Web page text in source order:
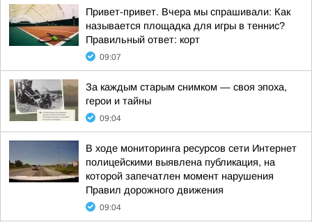
Привет-привет. Вчера мы спрашивали: Как
называется площадка для игры в теннис?
Правильный ответ: корт
09:07
За каждым старым снимком — своя эпоха,
герои и тайны
09:04
В ходе мониторинга ресурсов сети Интернет
полицейскими выявлена публикация, на
которой запечатлен момент нарушения
Правил дорожного движения
09:04